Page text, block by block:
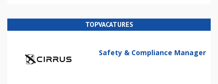
TOPVACATURES
Safety & Compliance Manager